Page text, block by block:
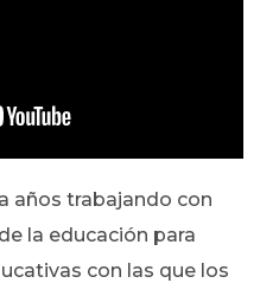
años trabajando con
la educación para
con las que los